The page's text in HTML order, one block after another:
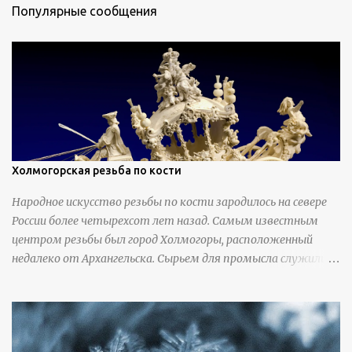
Популярные сообщения
Холмогорская резьба по кости
Народное искусство резьбы по кости зародилось на севере
России более четырехсот лет назад. Самым известным
центром резьбы был город Холмогоры, расположенный
недалеко от Архангельска. Сырьем для промысла служили
облагораживая ее специальной обработкой и тонировкой. В
19 веке резчики также использовали дорогую импортную